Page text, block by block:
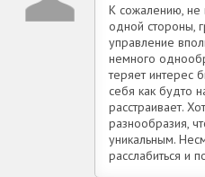
К сожалению, не
одной стороны,
управление
немного
теряет интерес
себя как будто
расстраивает.
разнообразия,
уникальным.
расслабиться и